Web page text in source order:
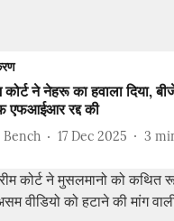
कोर्ट ने नेहरू का हवाला दिया,
एफआईआर रद्द की
Bench 17 Dec 2025 3